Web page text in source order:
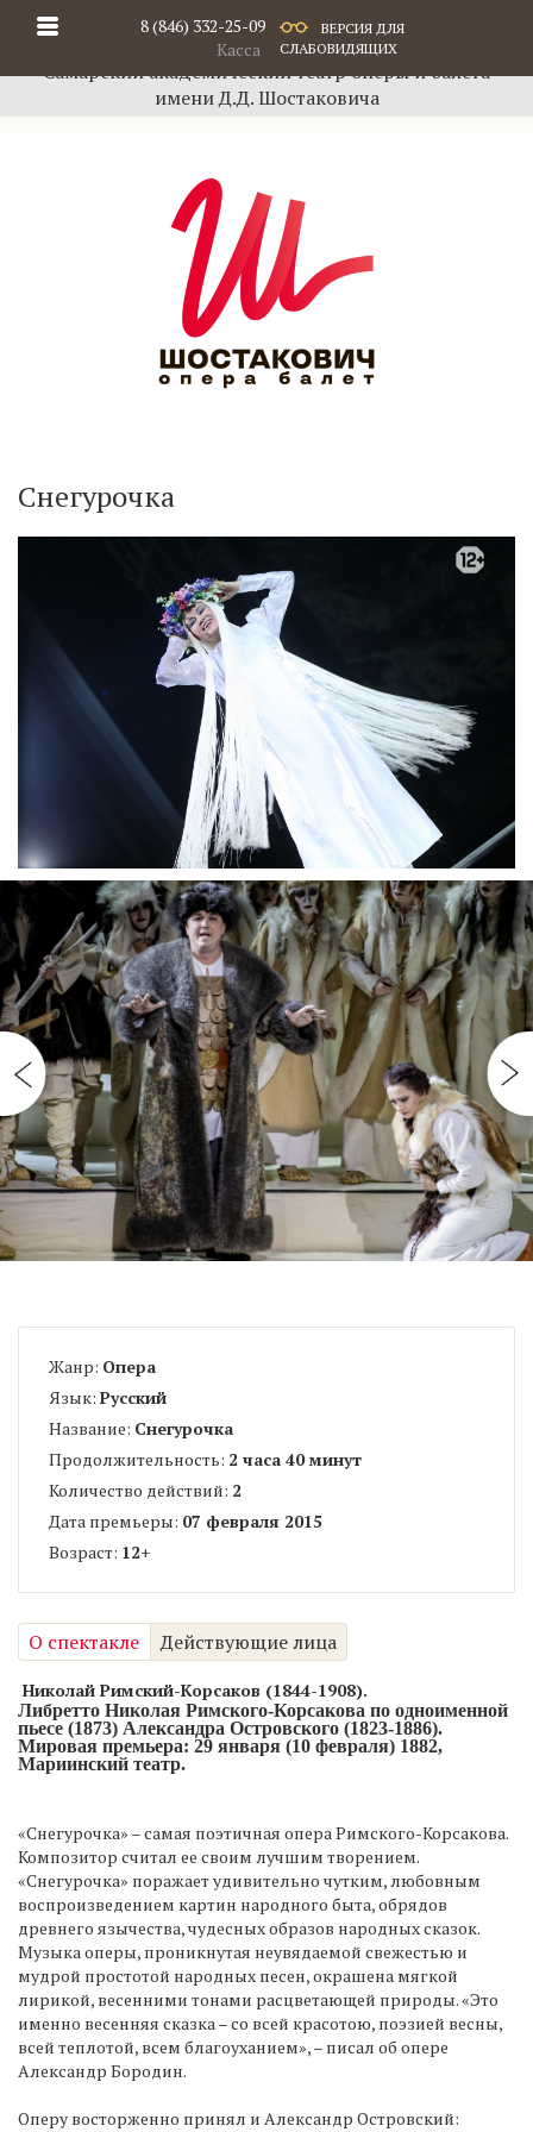
8 (846) 332-25-09
Касса
ВЕРСИЯ ДЛЯ
СЛАБОВИДЯЩИХ
Самарский академический театр оперы и балета
имени Д.Д. Шостаковича
Снегурочка
Жанр: Опера
Язык: Русский
Название: Снегурочка
Продолжительность: 2 часа 40 минут
Количество действий: 2
Дата премьеры: 07 февраля 2015
Возраст: 12+
О спектакле Действующие лица
Николай Римский-Корсаков (1844-1908).
Либретто Николая Римского-Корсакова по одноименной
пьесе (1873) Александра Островского (1823-1886).
Мировая премьера: 29 января (10 февраля) 1882,
Мариинский театр.
«Снегурочка» – самая поэтичная опера Римского-Корсакова.
Композитор считал ее своим лучшим творением.
«Снегурочка» поражает удивительно чутким, любовным
воспроизведением картин народного быта, обрядов
древнего язычества, чудесных образов народных сказок.
Музыка оперы, проникнутая неувядаемой свежестью и
мудрой простотой народных песен, окрашена мягкой
лирикой, весенними тонами расцветающей природы. «Это
именно весенняя сказка – со всей красотою, поэзией весны,
всей теплотой, всем благоуханием», – писал об опере
Александр Бородин.
Оперу восторженно принял и Александр Островский: